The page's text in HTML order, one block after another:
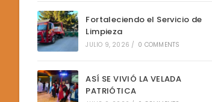
Fortaleciendo el Servicio de
Limpieza
JULIO 9, 2026 / 0 COMMENTS
ASÍ SE VIVIÓ LA VELADA
PATRIÓTICA